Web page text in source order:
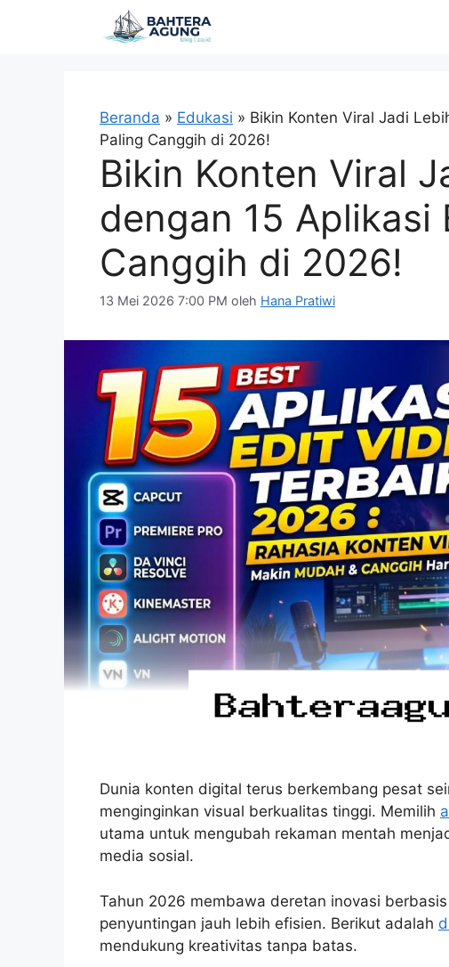
Beranda » Edukasi » Bikin Konten Viral Jadi
Paling Canggih di 2026!
Bikin Konten Viral
dengan 15 Aplikasi
Canggih di 2026!
13 Mei 2026 7:00 PM oleh Hana Pratiwi
Dunia konten digital terus berkembang pesat
menginginkan visual berkualitas tinggi. Memilih
utama untuk mengubah rekaman mentah
media sosial.
Tahun 2026 membawa deretan inovasi
penyuntingan jauh lebih efisien. Berikut adalah
mendukung kreativitas tanpa batas.